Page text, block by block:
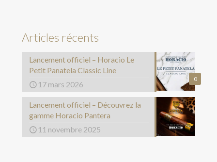
Articles récents
0
Lancement officiel – Horacio Le
Petit Panatela Classic Line
17 mars 2026
Lancement officiel – Découvrez la
gamme Horacio Pantera
11 novembre 2025